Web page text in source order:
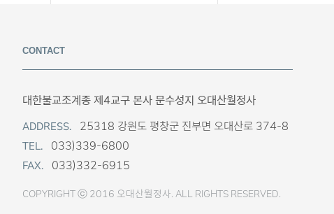
CONTACT
대한불교조계종 제4교구 본사 문수성지 오대산월정사
ADDRESS. 25318 강원도 평창군 진부면 오대산로 374-8
TEL. 033)339-6800
FAX. 033)332-6915
COPYRIGHT ⓒ 2016 오대산월정사. ALL RIGHTS RESERVED.